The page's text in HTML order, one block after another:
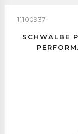
11100937
SCHWALBE